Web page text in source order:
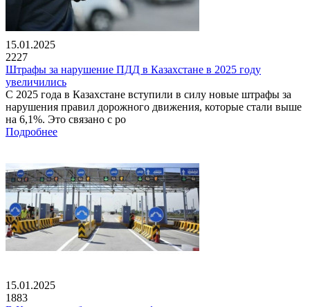
15.01.2025
2227
Штрафы за нарушение ПДД в Казахстане в 2025 году
увеличились
С 2025 года в Казахстане вступили в силу новые штрафы за
нарушения правил дорожного движения, которые стали выше
на 6,1%. Это связано с ро
Подробнее
15.01.2025
1883